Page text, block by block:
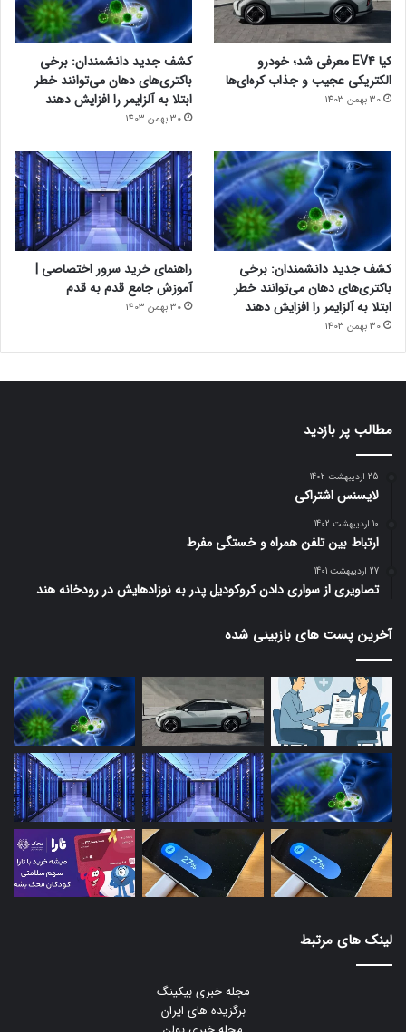
کیا EV4 معرفی شد؛ خودرو
الکتریکی عجیب و جذاب کره‌ای‌ها
30 بهمن 1403
کشف جدید دانشمندان: برخی
باکتری‌های دهان می‌توانند خطر
ابتلا به آلزایمر را افزایش دهند
30 بهمن 1403
کشف جدید دانشمندان: برخی
باکتری‌های دهان می‌توانند خطر
ابتلا به آلزایمر را افزایش دهند
30 بهمن 1403
راهنمای خرید سرور اختصاصی |
آموزش جامع قدم به قدم
30 بهمن 1403
مطالب پر بازدید
25 اردیبهشت 1402
لایسنس اشتراکی
10 اردیبهشت 1402
ارتباط بین تلفن همراه و خستگی مفرط
27 اردیبهشت 1401
تصاویری از سواری دادن کروکودیل پدر به نوزادهایش در رودخانه هند
آخرین پست های بازبینی شده
لینک های مرتبط
مجله خبری بیکینگ
برگزیده های ایران